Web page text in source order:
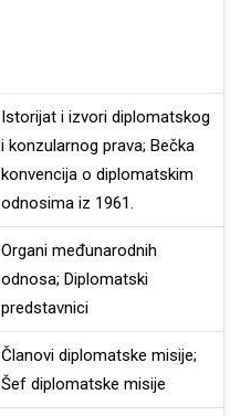
Istorijat i izvori diplomatskog
i konzularnog prava; Bečka
konvencija o diplomatskim
odnosima iz 1961.
Organi međunarodnih
odnosa; Diplomatski
predstavnici
Članovi diplomatske misije;
Šef diplomatske misije